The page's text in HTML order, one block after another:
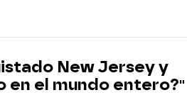
New Jersey y
en el mundo entero?"